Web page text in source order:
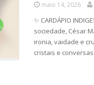
maio 14, 2026
✨ CARDÁPIO
sociedade, César
ironia, vaidade e
cristais e